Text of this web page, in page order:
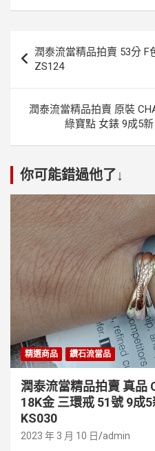
章
導
潤泰流當精品拍賣 53分 F
ZS124
潤泰流當精品拍賣 原裝
綠寶點 女錶 9成5
你可能錯過他了↓
精選商品 鑽石流當品
潤泰流當精品拍賣 真品
18K金 三環戒 51號 9成
KS030
2023 年 3 月 10 日 admin